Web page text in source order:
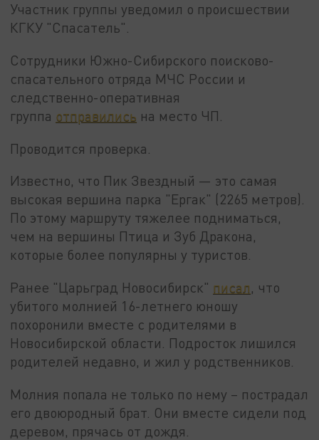
Участник группы уведомил о происшествии
КГКУ "Спасатель".
Сотрудники Южно-Сибирского поисково-
спасательного отряда МЧС России и
следственно-оперативная
группа отправились на место ЧП.
Проводится проверка.
Известно, что Пик Звездный — это самая
высокая вершина парка "Ергак" (2265 метров).
По этому маршруту тяжелее подниматься,
чем на вершины Птица и Зуб Дракона,
которые более популярны у туристов.
Ранее "Царьград Новосибирск" писал, что
убитого молнией 16-летнего юношу
похоронили вместе с родителями в
Новосибирской области. Подросток лишился
родителей недавно, и жил у родственников.
Молния попала не только по нему – пострадал
его двоюродный брат. Они вместе сидели под
деревом, прячась от дождя.